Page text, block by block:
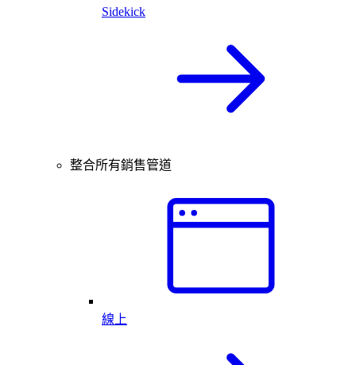
Sidekick
整合所有銷售管道
線上